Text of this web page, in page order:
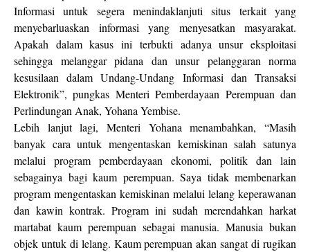
Informasi untuk segera menindaklanjuti situs terkait yang
menyebarluaskan informasi yang menyesatkan masyarakat.
Apakah dalam kasus ini terbukti adanya unsur eksploitasi
sehingga melanggar pidana dan unsur pelanggaran norma
kesusilaan dalam Undang-Undang Informasi dan Transaksi
Elektronik”, pungkas Menteri Pemberdayaan Perempuan dan
Perlindungan Anak, Yohana Yembise.
Lebih lanjut lagi, Menteri Yohana menambahkan, “Masih
banyak cara untuk mengentaskan kemiskinan salah satunya
melalui program pemberdayaan ekonomi, politik dan lain
sebagainya bagi kaum perempuan. Saya tidak membenarkan
program mengentaskan kemiskinan melalui lelang keperawanan
dan kawin kontrak. Program ini sudah merendahkan harkat
martabat kaum perempuan sebagai manusia. Manusia bukan
objek untuk di lelang. Kaum perempuan akan sangat di rugikan